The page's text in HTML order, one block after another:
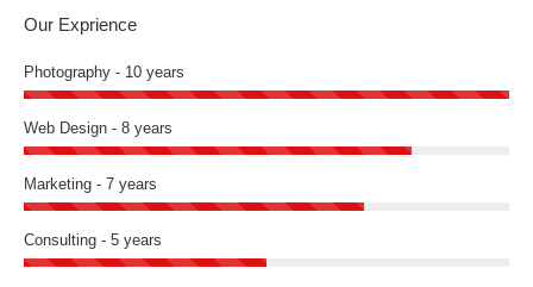
Our Exprience
Photography - 10 years
Web Design - 8 years
Marketing - 7 years
Consulting - 5 years